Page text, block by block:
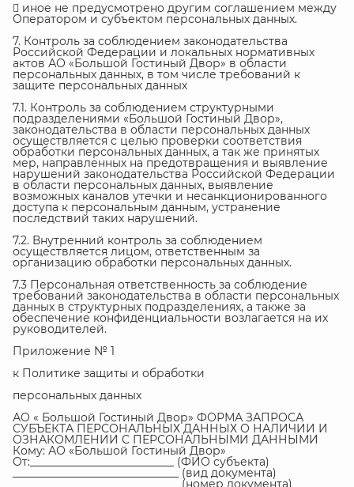
 иное не предусмотрено другим соглашением между
Оператором и субъектом персональных данных.
7. Контроль за соблюдением законодательства
Российской Федерации и локальных нормативных
актов АО «Большой Гостиный Двор» в области
персональных данных, в том числе требований к
защите персональных данных
7.1. Контроль за соблюдением структурными
подразделениями «Большой Гостиный Двор»,
законодательства в области персональных данных
осуществляется с целью проверки соответствия
обработки персональных данных, а так же принятых
мер, направленных на предотвращения и выявление
нарушений законодательства Российской Федерации
в области персональных данных, выявление
возможных каналов утечки и несанкционированного
доступа к персональным данным, устранение
последствий таких нарушений.
7.2. Внутренний контроль за соблюдением
осуществляется лицом, ответственным за
организацию обработки персональных данных.
7.3 Персональная ответственность за соблюдение
требований законодательства в области персональных
данных в структурных подразделениях, а также за
обеспечение конфиденциальности возлагается на их
руководителей.
Приложение № 1
к Политике защиты и обработки
персональных данных
АО « Большой Гостиный Двор» ФОРМА ЗАПРОСА
СУБЪЕКТА ПЕРСОНАЛЬНЫХ ДАННЫХ О НАЛИЧИИ И
ОЗНАКОМЛЕНИИ С ПЕРСОНАЛЬНЫМИ ДАННЫМИ
Кому: АО «Большой Гостиный Двор»
От:__________________________ (ФИО субъекта)
______________________________ (вид документа)
______________________________ (номер документа)